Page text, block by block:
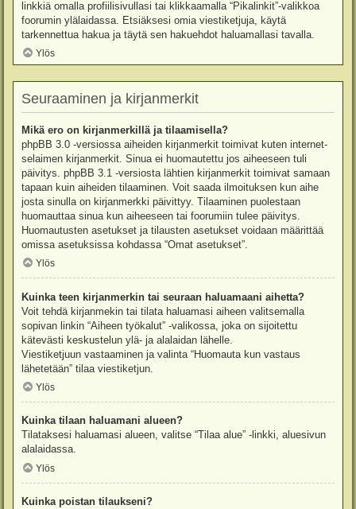
linkkiä omalla profiilisivullasi tai klikkaamalla “Pikalinkit”-valikkoa
foorumin ylälaidassa. Etsiäksesi omia viestiketjuja, käytä
tarkennettua hakua ja täytä sen hakuehdot haluamallasi tavalla.
Ylös
Seuraaminen ja kirjanmerkit
Mikä ero on kirjanmerkillä ja tilaamisella?
phpBB 3.0 -versiossa aiheiden kirjanmerkit toimivat kuten internet-
selaimen kirjanmerkit. Sinua ei huomautettu jos aiheeseen tuli
päivitys. phpBB 3.1 -versiosta lähtien kirjanmerkit toimivat samaan
tapaan kuin aiheiden tilaaminen. Voit saada ilmoituksen kun aihe
josta sinulla on kirjanmerkki päivittyy. Tilaaminen puolestaan
huomauttaa sinua kun aiheeseen tai foorumiin tulee päivitys.
Huomautusten asetukset ja tilausten asetukset voidaan määrittää
omissa asetuksissa kohdassa “Omat asetukset”.
Ylös
Kuinka teen kirjanmerkin tai seuraan haluamaani aihetta?
Voit tehdä kirjanmekin tai tilata haluamasi aiheen valitsemalla
sopivan linkin “Aiheen työkalut” -valikossa, joka on sijoitettu
kätevästi keskustelun ylä- ja alalaidan lähelle.
Viestiketjuun vastaaminen ja valinta “Huomauta kun vastaus
lähetetään” tilaa viestiketjun.
Ylös
Kuinka tilaan haluamani alueen?
Tilataksesi haluamasi alueen, valitse “Tilaa alue” -linkki, aluesivun
alalaidassa.
Ylös
Kuinka poistan tilaukseni?